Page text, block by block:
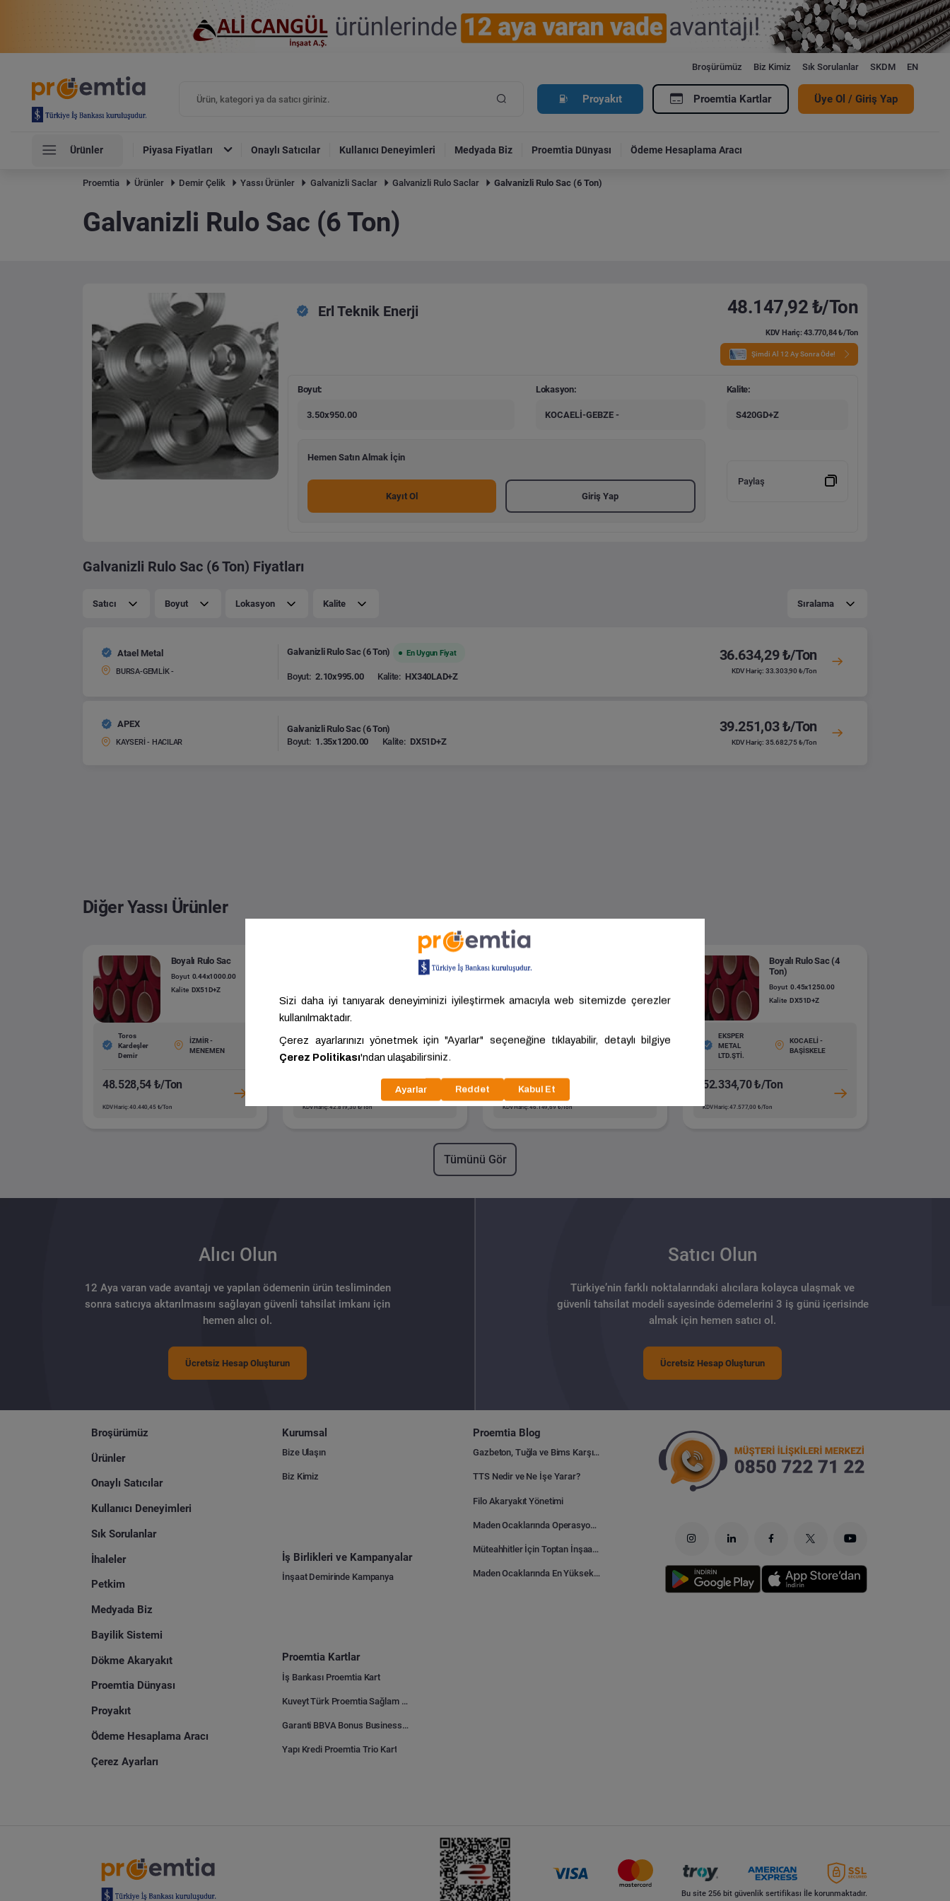
Broşürümüz Biz Kimiz Sık Sorulanlar SKDM EN
Proyakıt Proemtia Kartlar Üye Ol / Giriş Yap
Ürünler Piyasa Fiyatları Onaylı Satıcılar Kullanıcı Deneyimleri Medyada Biz Proemtia Dünyası Ödeme Hesaplama Aracı
Proemtia Ürünler Demir Çelik Yassı Ürünler Galvanizli Saclar Galvanizli Rulo Saclar Galvanizli Rulo Sac (6 Ton)
Galvanizli Rulo Sac (6 Ton)
Erl Teknik Enerji 48.147,92 ₺/Ton
KDV Hariç: 43.770,84 ₺/Ton
Şimdi Al 12 Ay Sonra Öde!
Boyut:
3.50x950.00
Lokasyon:
KOCAELİ-GEBZE -
Kalite:
S420GD+Z
Hemen Satın Almak İçin
Kayıt Ol Giriş Yap
Paylaş
Galvanizli Rulo Sac (6 Ton) Fiyatları
Satıcı Boyut Lokasyon Kalite Sıralama
Atael Metal
BURSA-GEMLİK -
Galvanizli Rulo Sac (6 Ton) En Uygun Fiyat
Boyut: 2.10x995.00 Kalite: HX340LAD+Z
36.634,29 ₺/Ton
KDV Hariç: 33.303,90 ₺/Ton
APEX
KAYSERİ - HACILAR
Galvanizli Rulo Sac (6 Ton)
Boyut: 1.35x1200.00 Kalite: DX51D+Z
39.251,03 ₺/Ton
KDV Hariç: 35.682,75 ₺/Ton
Diğer Yassı Ürünler
Boyalı Rulo Sac
Boyut 0.44x1000.00
Kalite DX51D+Z
Toros
Kardeşler
Demir
İZMİR -
MENEMEN
48.528,54 ₺/Ton
KDV Hariç: 40.440,45 ₺/Ton
Boyalı Rulo Sac (5
Kalite DX51D+Z
KOCAELİ-GEBZE -
51.383,16 ₺/Ton
KDV Hariç: 42.819,30 ₺/Ton
Kalite DX51D+Z
50.764,66 ₺/Ton
KDV Hariç: 46.149,69 ₺/Ton
Boyalı Rulo Sac (4
Ton)
Boyut 0.45x1250.00
Kalite DX51D+Z
EKSPER
METAL
LTD.ŞTİ.
KOCAELİ -
BAŞİSKELE
52.334,70 ₺/Ton
KDV Hariç: 47.577,00 ₺/Ton
Tümünü Gör
Alıcı Olun
12 Aya varan vade avantajı ve yapılan ödemenin ürün tesliminden
sonra satıcıya aktarılmasını sağlayan güvenli tahsilat imkanı için
hemen alıcı ol.
Ücretsiz Hesap Oluşturun
Satıcı Olun
Türkiye’nin farklı noktalarındaki alıcılara kolayca ulaşmak ve
güvenli tahsilat modeli sayesinde ödemelerini 3 iş günü içerisinde
almak için hemen satıcı ol.
Ücretsiz Hesap Oluşturun
Broşürümüz
Ürünler
Onaylı Satıcılar
Kullanıcı Deneyimleri
Sık Sorulanlar
İhaleler
Petkim
Medyada Biz
Bayilik Sistemi
Dökme Akaryakıt
Proemtia Dünyası
Proyakıt
Ödeme Hesaplama Aracı
Çerez Ayarları
Kurumsal
Bize Ulaşın
Biz Kimiz
İş Birlikleri ve Kampanyalar
İnşaat Demirinde Kampanya
Proemtia Kartlar
İş Bankası Proemtia Kart
Kuveyt Türk Proemtia Sağlam Bayi Kart
Garanti BBVA Bonus Business Proemtia Bayi Kart
Yapı Kredi Proemtia Trio Kart
Proemtia Blog
Gazbeton, Tuğla ve Bims Karşılaştırması: Hangisi Daha Avantajlı?
TTS Nedir ve Ne İşe Yarar?
Filo Akaryakıt Yönetimi
Maden Ocaklarında Operasyonel Verimlilik Nasıl Arttırılır?
Müteahhitler İçin Toptan İnşaat Malzemesi Satın Alma Rehberi
Maden Ocaklarında En Yüksek Gider Kalemleri Nelerdir?
Bu site 256 bit güvenlik sertifikası İle korunmaktadır.